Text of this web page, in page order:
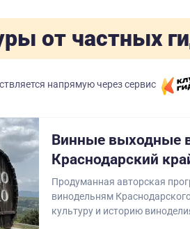
от частных
напрямую через сервис
Винные выходные
Краснодарский
Продуманная авторская
винодельням
культуру и историю